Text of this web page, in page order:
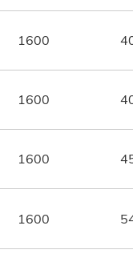
1600
1600
1600
1600